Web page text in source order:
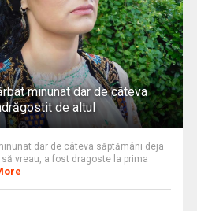
minunat dar de câteva
de altul
dar de câteva săptămâni deja
vreau, a fost dragoste la prima